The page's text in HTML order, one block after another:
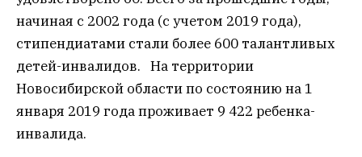
начиная с 2002 года (с учетом 2019 года),
стипендиатами стали более 600 талантливых
детей-инвалидов. На территории
Новосибирской области по состоянию на 1
января 2019 года проживает 9 422 ребенка-
инвалида.